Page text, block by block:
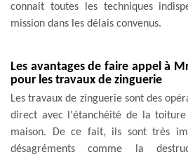
connait toutes les techniques
mission dans les délais convenus.
Les avantages de faire appel à
pour les travaux de zinguerie
Les travaux de zinguerie sont des
direct avec l'étanchéité de la
maison. De ce fait, ils sont très
désagréments comme la